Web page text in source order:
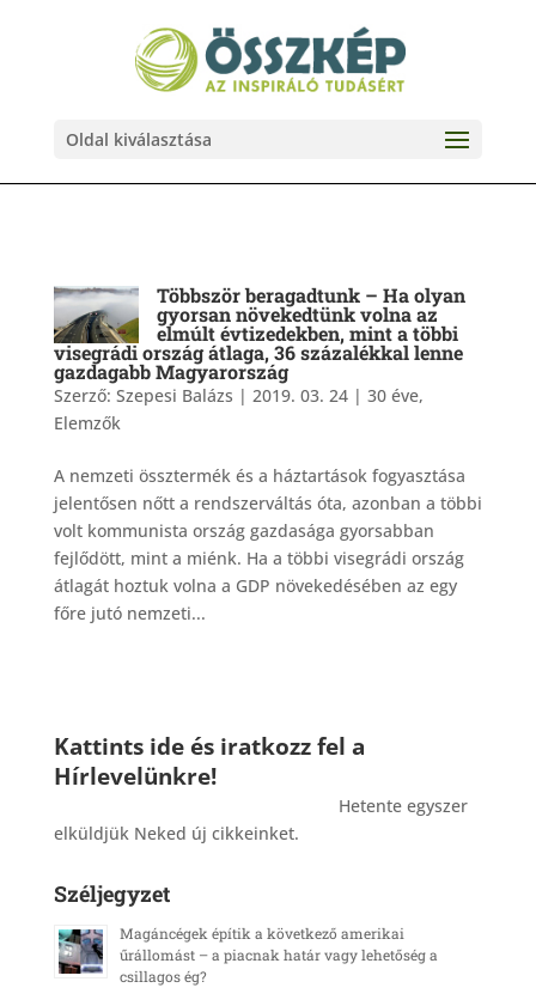
Oldal kiválasztása
Többször beragadtunk – Ha olyan
gyorsan növekedtünk volna az
elmúlt évtizedekben, mint a többi
visegrádi ország átlaga, 36 százalékkal lenne
gazdagabb Magyarország
Szerző: Szepesi Balázs | 2019. 03. 24| 30 éve,
Elemzők
A nemzeti össztermék és a háztartások fogyasztása
jelentősen nőtt a rendszerváltás óta, azonban a többi
volt kommunista ország gazdasága gyorsabban
fejlődött, mint a miénk. Ha a többi visegrádi ország
átlagát hoztuk volna a GDP növekedésében az egy
főre jutó nemzeti...
Kattints ide és iratkozz fel a
Hírlevelünkre!
Hetente egyszer
elküldjük Neked új cikkeinket.
Széljegyzet
Magáncégek építik a következő amerikai
űrállomást – a piacnak határ vagy lehetőség a
csillagos ég?